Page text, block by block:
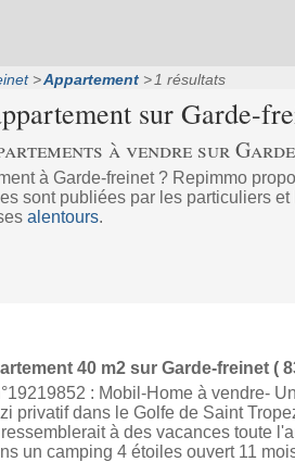
Appartement 1 résultats
sur Garde-
à vendre sur
à Garde-freinet ? Repimmo
sont publiées par les particuliers et
alentours.
40 m2 sur Garde-freinet(
: Mobil-Home à vendre-
privatif dans le Golfe de Saint
à des vacances toute
un camping 4 étoiles ouvert 11